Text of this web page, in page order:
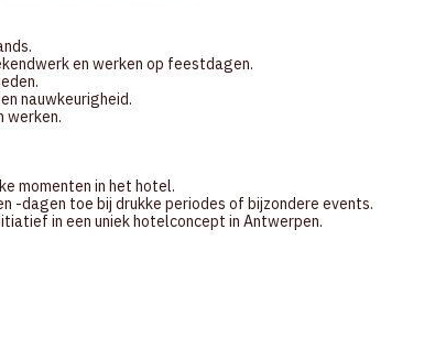
en werken op feestdagen.
nauwkeurigheid.
werken.
momenten in het hotel.
-dagen toe bij drukke periodes of bijzondere events.
in een uniek hotelconcept in Antwerpen.